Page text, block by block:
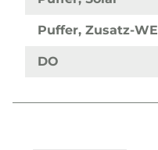
Puffer, Zusatz-WE
DO